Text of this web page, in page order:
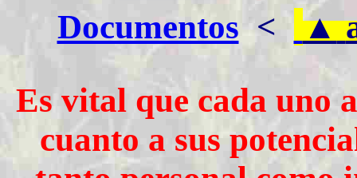
Documentos< ▲
Es vital que cada uno
cuanto a sus